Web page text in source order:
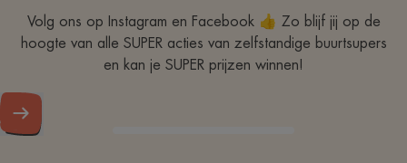
Volg ons op Instagram en Facebook 👍 Zo blijf jij op de
hoogte van alle SUPER acties van zelfstandige buurtsupers
en kan je SUPER prijzen winnen!